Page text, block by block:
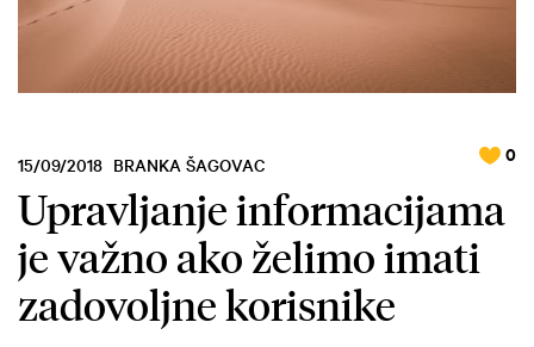
15/09/2018 BRANKA ŠAGOVAC
Upravljanje informacijama
je važno ako želimo imati
zadovoljne korisnike
0